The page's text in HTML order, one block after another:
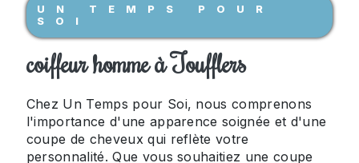
UN TEMPS POUR
SOI
coiffeur homme à Toufflers
Chez Un Temps pour Soi, nous comprenons
l'importance d'une apparence soignée et d'une
coupe de cheveux qui reflète votre
personnalité. Que vous souhaitiez une coupe